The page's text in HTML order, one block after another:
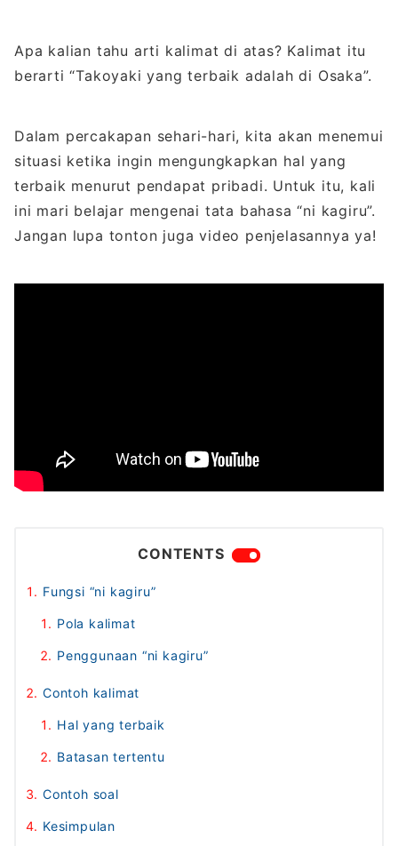
Apa kalian tahu arti kalimat di atas? Kalimat itu
berarti “Takoyaki yang terbaik adalah di Osaka”.
Dalam percakapan sehari-hari, kita akan menemui
situasi ketika ingin mengungkapkan hal yang
terbaik menurut pendapat pribadi. Untuk itu, kali
ini mari belajar mengenai tata bahasa “ni kagiru”.
Jangan lupa tonton juga video penjelasannya ya!
CONTENTS
Fungsi “ni kagiru”
Pola kalimat
Penggunaan “ni kagiru”
Contoh kalimat
Hal yang terbaik
Batasan tertentu
Contoh soal
Kesimpulan